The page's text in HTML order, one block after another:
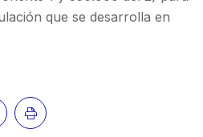
que se desarrolla en